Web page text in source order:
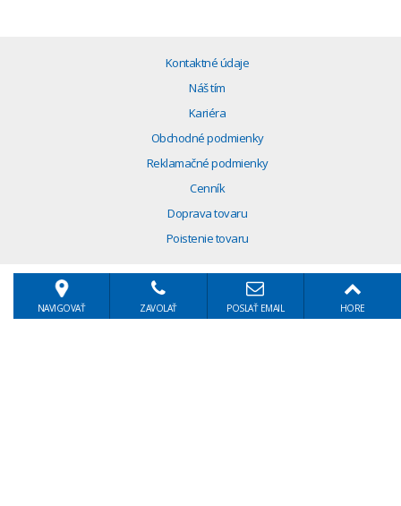
Kontaktné údaje
Náš tím
Kariéra
Obchodné podmienky
Reklamačné podmienky
Cenník
Doprava tovaru
Poistenie tovaru
NAVIGOVAŤ ZAVOLAŤ POSLAŤ EMAIL HORE